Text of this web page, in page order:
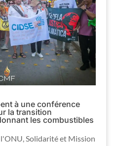
à une conférence
la transition
les combustibles
l'ONU,Solidarité et Mission